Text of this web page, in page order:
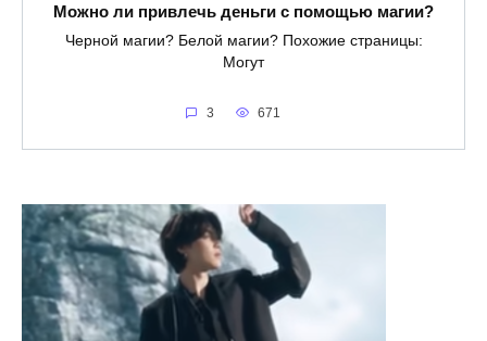
Можно ли привлечь деньги с помощью магии?
Черной магии? Белой магии? Похожие страницы:
Могут
3 671